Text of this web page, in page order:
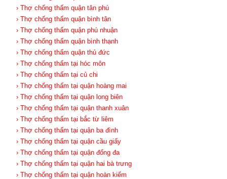
› Thợ chống thấm quận tân phú
› Thợ chống thấm quận bình tân
› Thợ chống thấm quận phú nhuận
› Thợ chống thấm quận bình thạnh
› Thợ chống thấm quận thủ đức
› Thợ chống thấm tại hóc môn
› Thợ chống thấm tại củ chi
› Thợ chống thấm tại quận hoàng mai
› Thợ chống thấm tại quận long biên
› Thợ chống thấm tại quận thanh xuân
› Thợ chống thấm tại bắc từ liêm
› Thợ chống thấm tại quận ba đình
› Thợ chống thấm tại quận cầu giấy
› Thợ chống thấm tại quận đống đa
› Thợ chống thấm tại quận hai bà trưng
› Thợ chống thấm tại quận hoàn kiếm